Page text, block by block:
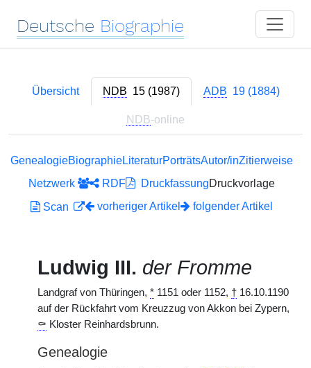
Deutsche Biographie
Übersicht NDB 15 (1987) ADB 19 (1884)
NDB-online
GenealogieBiographieLiteraturPorträtsAutor/inZitierweise
Netzwerk
RDF DruckfassungDruckvorlage
Scan
vorheriger Artikel folgender Artikel
Ludwig III. der Fromme
Landgraf von Thüringen, * 1151 oder 1152, † 16.10.1190
auf der Rückfahrt vom Kreuzzug von Akkon bei Zypern,
⚰ Kloster Reinhardsbrunn.
Genealogie